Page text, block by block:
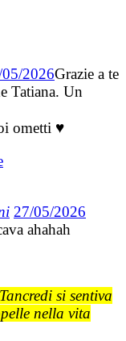
2026Grazie a te
Tatiana. Un
ometti ♥
27/05/2026
ahahah
si sentiva
nella vita